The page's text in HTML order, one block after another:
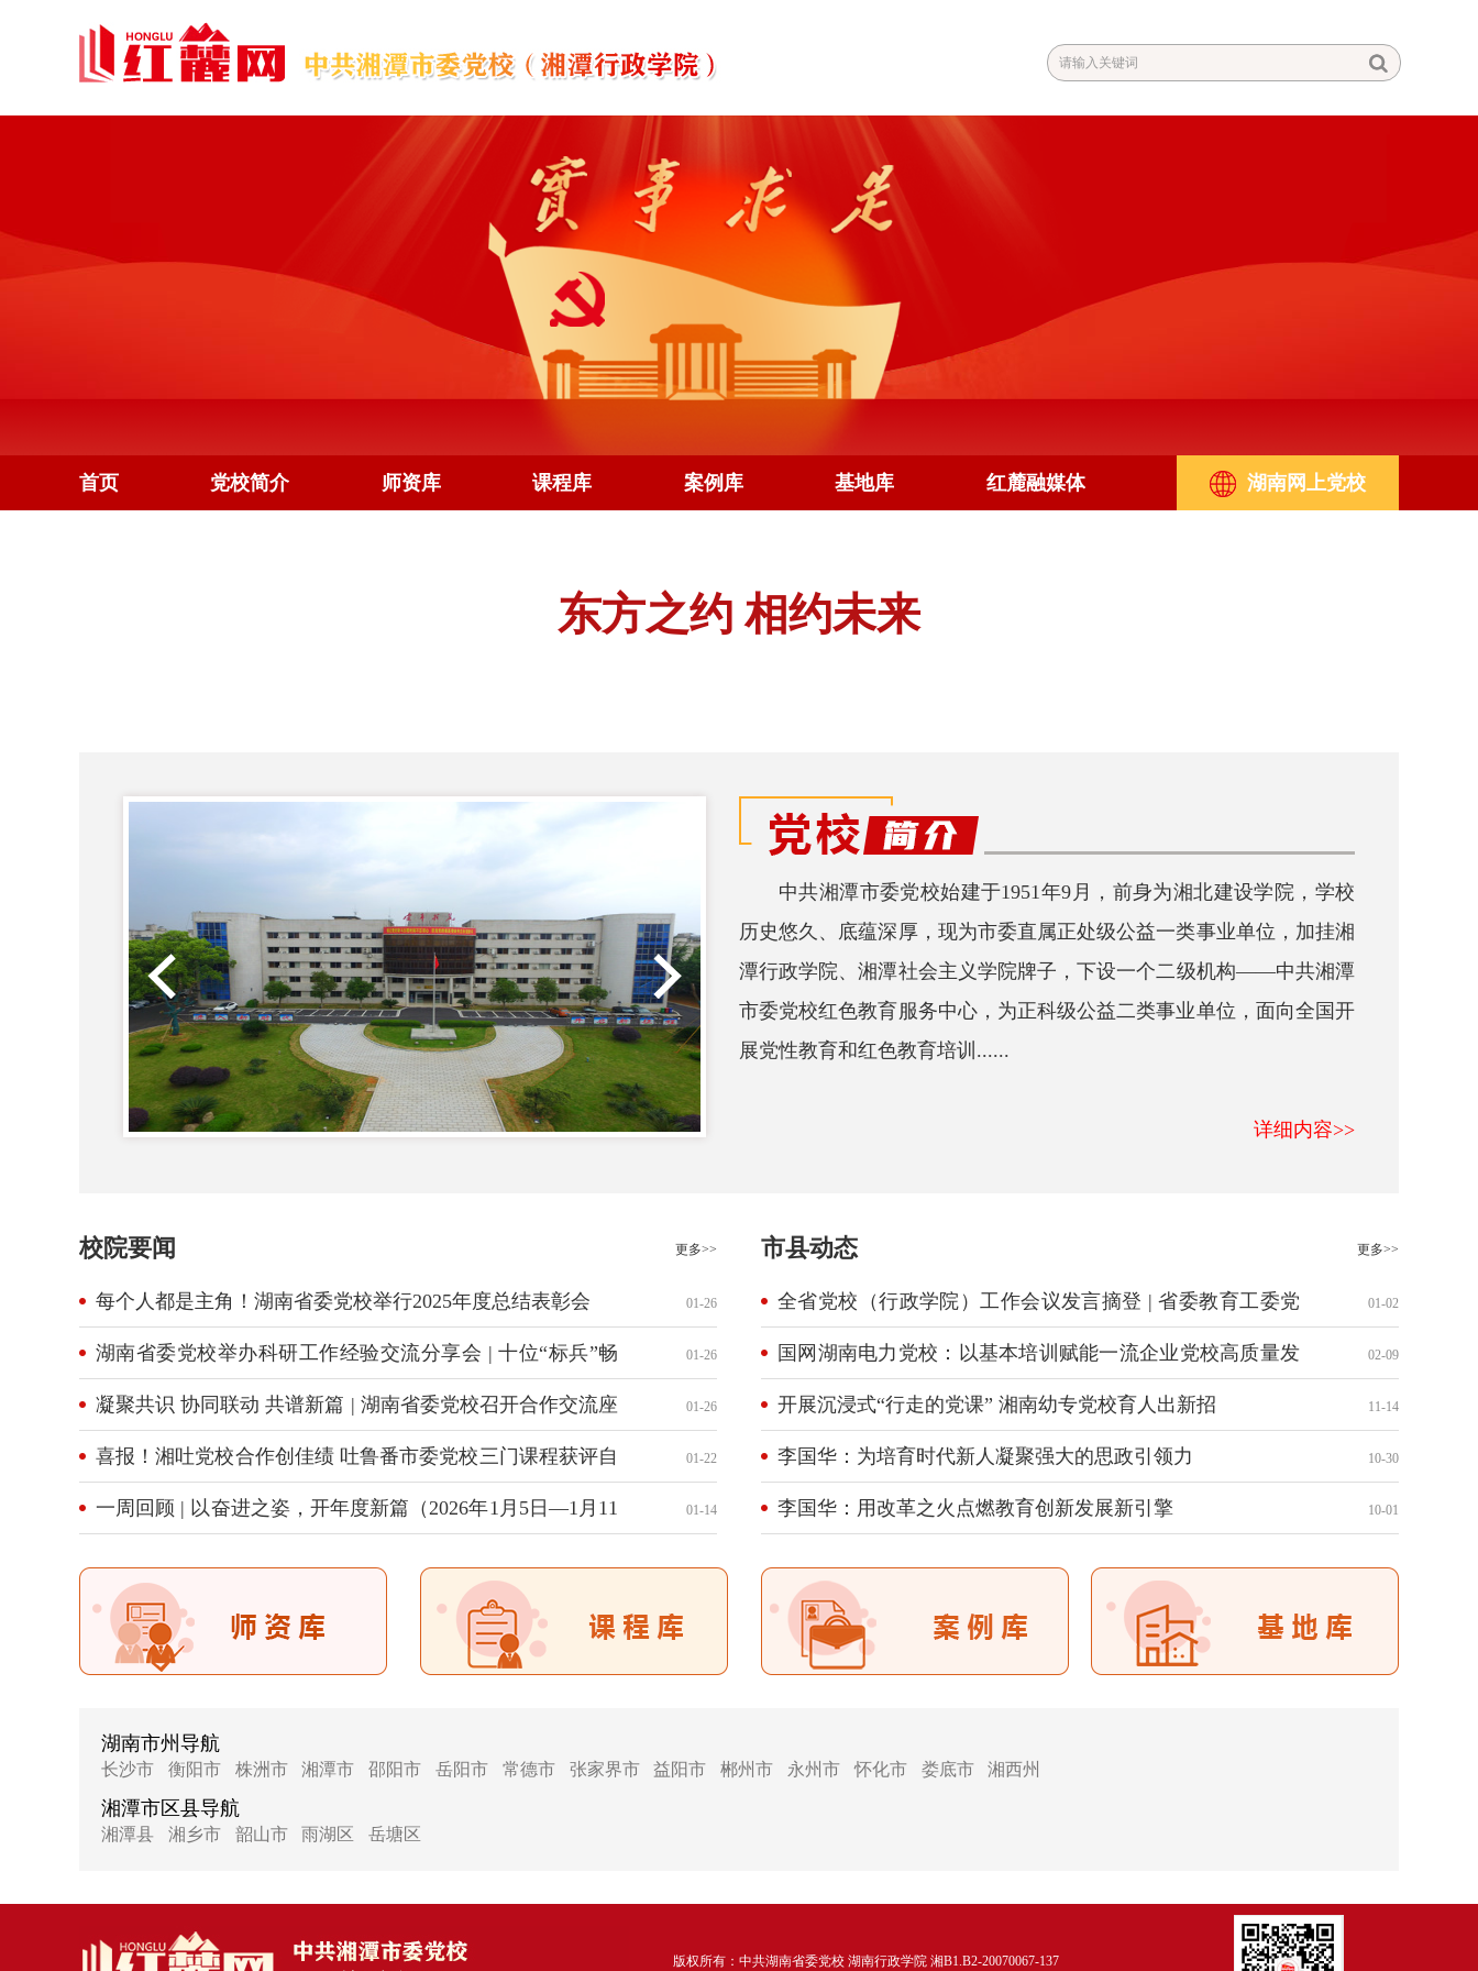
首页 党校简介 师资库 课程库 案例库 基地库 红麓融媒体 湖南网上党校
中共湘潭市委党校始建于1951年9月，前身为湘北建设学院，学校
历史悠久、底蕴深厚，现为市委直属正处级公益一类事业单位，加挂湘
潭行政学院、湘潭社会主义学院牌子，下设一个二级机构——中共湘潭
市委党校红色教育服务中心，为正科级公益二类事业单位，面向全国开
展党性教育和红色教育培训......
详细内容>>
更多>>
校院要闻
01-26
每个人都是主角！湖南省委党校举行2025年度总结表彰会
01-26
湖南省委党校举办科研工作经验交流分享会 | 十位“标兵”畅
谈科研心路历程 01-26
凝聚共识 协同联动 共谱新篇 | 湖南省委党校召开合作交流座
谈会 01-22
喜报！湘吐党校合作创佳绩 吐鲁番市委党校三门课程获评自
治区干部教育培训好课程 01-14
一周回顾 | 以奋进之姿，开年度新篇（2026年1月5日—1月11
更多>>
市县动态
01-02
全省党校（行政学院）工作会议发言摘登 | 省委教育工委党
校：坚持系统观念 深化分层施训 奋力开创新时代高校党校
建设新局面
02-09
国网湖南电力党校：以基本培训赋能一流企业党校高质量发
展 11-14
开展沉浸式“行走的党课” 湘南幼专党校育人出新招
10-30
李国华：为培育时代新人凝聚强大的思政引领力
10-01
李国华：用改革之火点燃教育创新发展新引擎
湖南市州导航
长沙市 衡阳市 株洲市 湘潭市 邵阳市 岳阳市 常德市 张家界市 益阳市 郴州市 永州市 怀化市 娄底市 湘西州
湘潭市区县导航
湘潭县 湘乡市 韶山市 雨湖区 岳塘区
版权所有：中共湖南省委党校 湖南行政学院 湘B1.B2-20070067-137